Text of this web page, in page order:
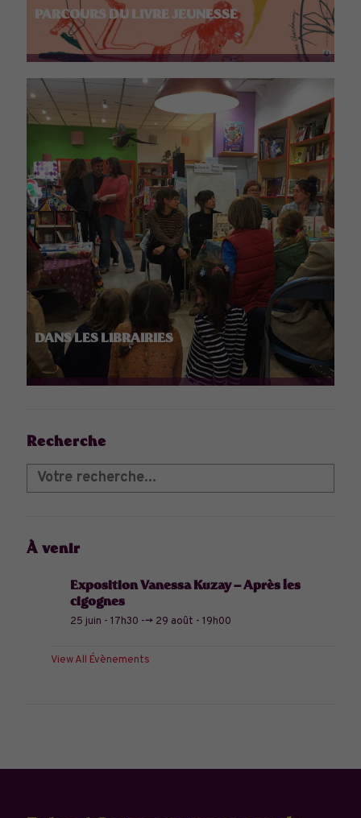
PARCOURS DU LIVRE JEUNESSE
DANS LES LIBRAIRIES
Recherche
À venir
Exposition Vanessa Kuzay – Après les
cigognes
25 juin - 17h30 --> 29 août - 19h00
View All Évènements